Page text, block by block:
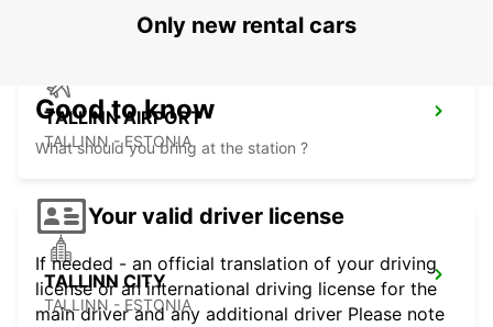
TALLINN AIRPORT
TALLINN - ESTONIA
TALLINN CITY
TALLINN - ESTONIA
Only new rental cars
Good to know
What should you bring at the station ?
Your valid driver license
If needed - an official translation of your driving
license or an international driving license for the
main driver and any additional driver Please note